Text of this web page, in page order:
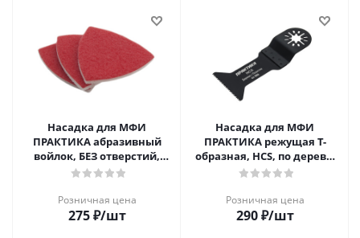
Насадка для МФИ
ПРАКТИКА абразивный
войлок, БЕЗ отверстий,
дельта 93 мм, 3 шт
Розничная цена
275₽/шт
Насадка для МФИ
ПРАКТИКА режущая Т-
образная, HCS, по дереву,
44 мм, мелкий зуб
Розничная цена
290₽/шт